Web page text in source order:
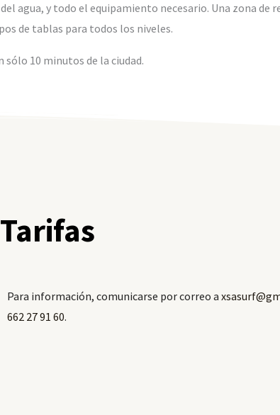
agua, y todo el equipamiento necesario. Una zona de
de tablas para todos los niveles.
sólo 10 minutos de la ciudad.
Tarifas
Para información, comunicarse por correo a
662 27 91 60.